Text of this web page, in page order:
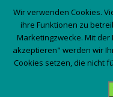
Wir verwenden Cookies.
ihre Funktionen zu
Marketingzwecke. Mit
akzeptieren" werden wir
Cookies setzen, die nicht